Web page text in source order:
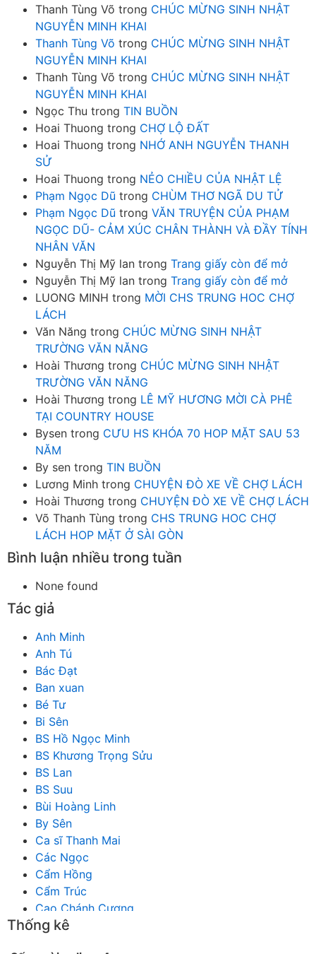
Thanh Tùng Võ trong CHÚC MỪNG SINH NHẬT
NGUYỄN MINH KHAI
Thanh Tùng Võ trong CHÚC MỪNG SINH NHẬT
NGUYỄN MINH KHAI
Thanh Tùng Võ trong CHÚC MỪNG SINH NHẬT
NGUYỄN MINH KHAI
Ngọc Thu trong TIN BUỒN
Hoai Thuong trong CHỢ LỘ ĐẤT
Hoai Thuong trong NHỚ ANH NGUYỄN THANH
SỬ
Hoai Thuong trong NẺO CHIỀU CỦA NHẬT LỆ
Phạm Ngọc Dũ trong CHÙM THƠ NGÃ DU TỬ
Phạm Ngọc Dũ trong VĂN TRUYỆN CỦA PHẠM
NGỌC DŨ- CẢM XÚC CHÂN THÀNH VÀ ĐẦY TÍNH
NHÂN VĂN
Nguyễn Thị Mỹ lan trong Trang giấy còn để mở
Nguyễn Thị Mỹ lan trong Trang giấy còn để mở
LUONG MINH trong MỜI CHS TRUNG HOC CHỢ
LÁCH
Văn Năng trong CHÚC MỪNG SINH NHẬT
TRƯỜNG VĂN NĂNG
Hoài Thương trong CHÚC MỪNG SINH NHẬT
TRƯỜNG VĂN NĂNG
Hoài Thương trong LÊ MỸ HƯƠNG MỜI CÀ PHÊ
TẠI COUNTRY HOUSE
Bysen trong CƯU HS KHÓA 70 HOP MẶT SAU 53
NĂM
By sen trong TIN BUỒN
Lương Minh trong CHUYỆN ĐÒ XE VỀ CHỢ LÁCH
Hoài Thương trong CHUYỆN ĐÒ XE VỀ CHỢ LÁCH
Võ Thanh Tùng trong CHS TRUNG HOC CHỢ
LÁCH HOP MẶT Ở SÀI GÒN
Bình luận nhiều trong tuần
None found
Tác giả
Anh Minh
Anh Tú
Bác Đạt
Ban xuan
Bé Tư
Bi Sên
BS Hồ Ngọc Minh
BS Khương Trọng Sửu
BS Lan
BS Suu
Bùi Hoàng Linh
By Sên
Ca sĩ Thanh Mai
Các Ngọc
Cẩm Hồng
Cẩm Trúc
Cao Chánh Cương
Cao Nhật Quyên
Thống kê